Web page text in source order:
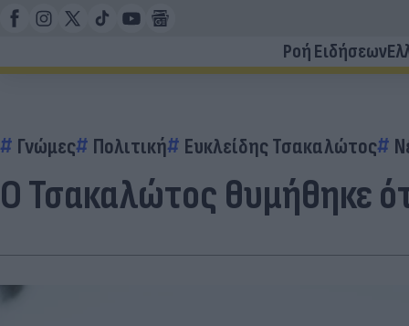
Ροή Ειδήσεων
Γνώμες Πολιτική Ευκλείδης Τσακαλώτος
Ο Τσακαλώτος θυμήθηκε